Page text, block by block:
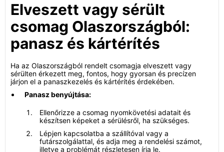
Elveszett vagy sérült
csomag Olaszországból:
panasz és kártérítés
Ha az Olaszországból rendelt csomagja elveszett vagy
sérülten érkezett meg, fontos, hogy gyorsan és precízen
járjon el a panaszkezelés és kártérítés érdekében.
Panasz benyújtása:
Ellenőrizze a csomag nyomkövetési adatait és
készítsen képeket a sérülésről, ha szükséges.
Lépjen kapcsolatba a szállítóval vagy a
futárszolgálattal, és adja meg a rendelési számot,
illetve a problémát részletesen írja le.